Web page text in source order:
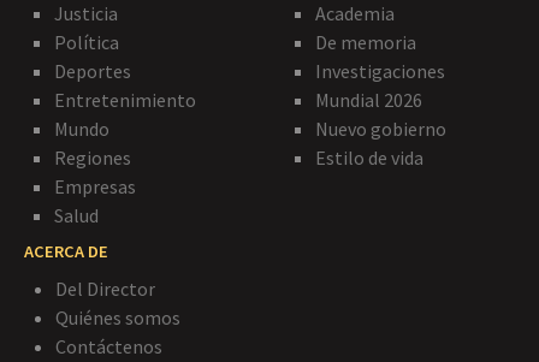
Justicia
Política
Deportes
Entretenimiento
Mundo
Regiones
Empresas
Salud
Academia
De memoria
Investigaciones
Mundial 2026
Nuevo gobierno
Estilo de vida
ACERCA DE
Del Director
Quiénes somos
Contáctenos